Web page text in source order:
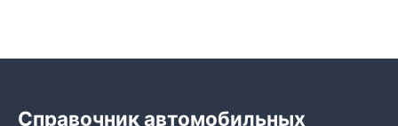
Справочник автомобильных